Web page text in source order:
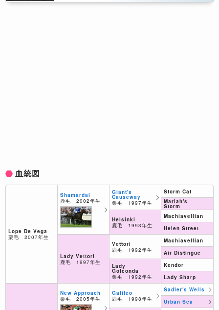
血統図
Lope De Vega
栗毛 2007年生
Shamardal
鹿毛 2002年生
Lady Vettori
鹿毛 1997年生
New Approach
栗毛 2005年生
Giant's
Causeway
栗毛 1997年生
Helsinki
鹿毛 1993年生
Vettori
鹿毛 1992年生
Lady
Golconda
栗毛 1992年生
Galileo
鹿毛 1998年生
Storm Cat
Mariah's
Storm
Machiavellian
Helen Street
Machiavellian
Air Distingue
Kendor
Lady Sharp
Sadler's Wells
Urban Sea